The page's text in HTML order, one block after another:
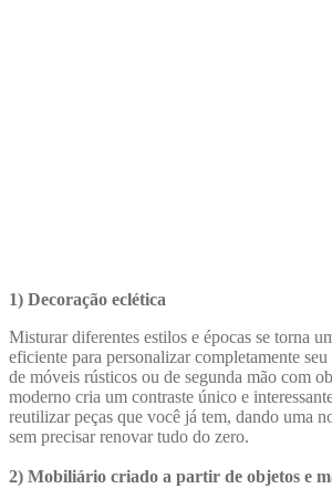
1) Decoração eclética
Misturar diferentes estilos e épocas se torna
eficiente para personalizar completamente
de móveis rústicos ou de segunda mão com
moderno cria um contraste único e
reutilizar peças que você já tem, dando uma
sem precisar renovar tudo do zero.
2) Mobiliário criado a partir de objetos e